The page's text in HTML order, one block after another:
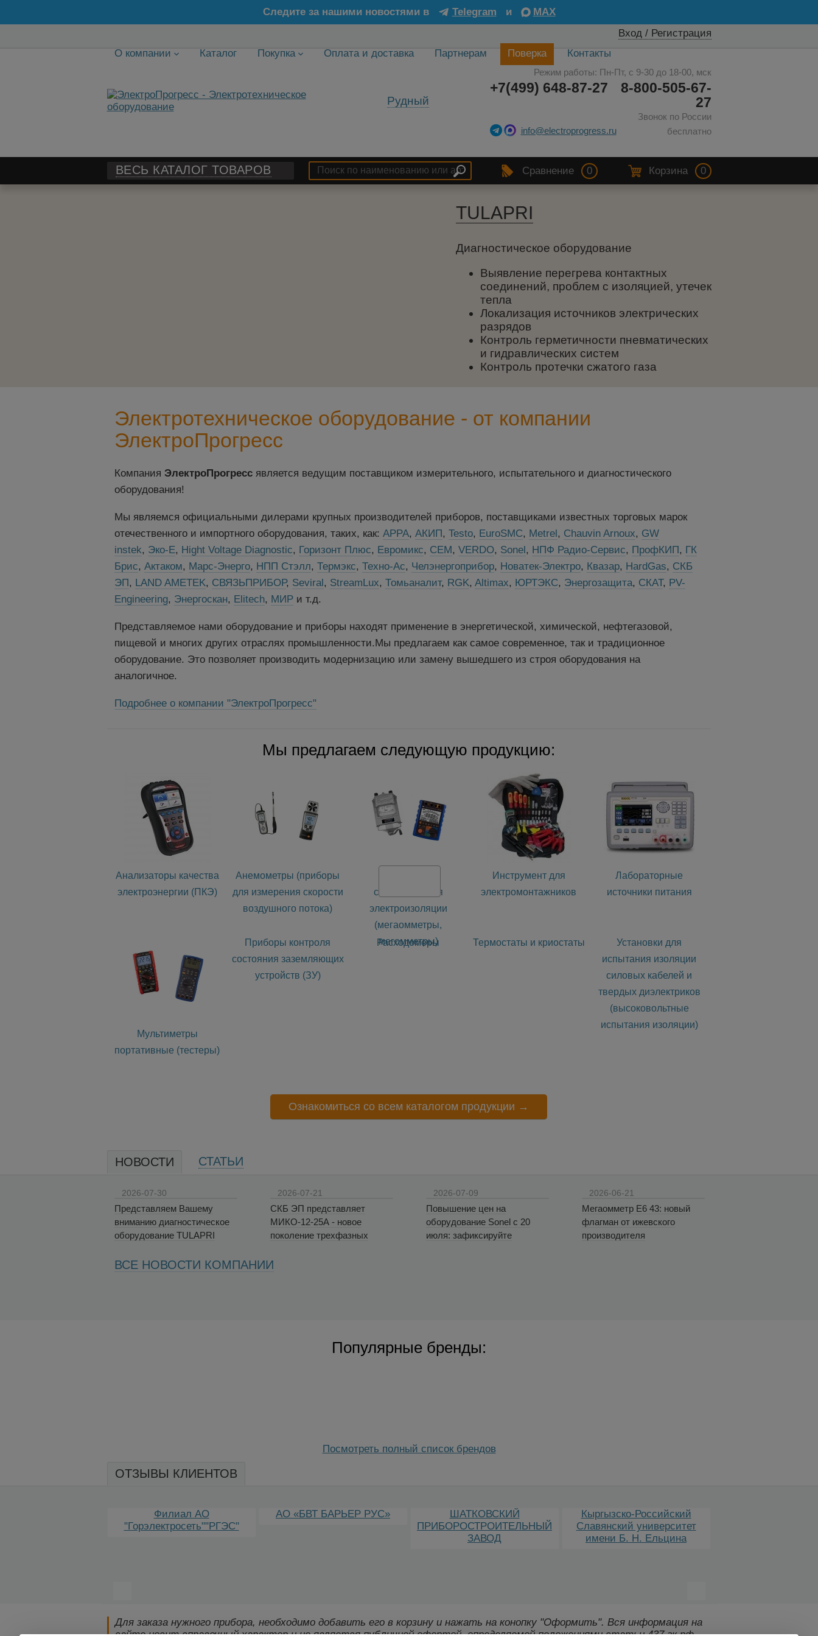
Следите за нашими новостями в Telegram и
MAX
Вход / Регистрация
О компании
Каталог Покупка Оплата и доставка Партнерам Поверка Контакты
Рудный
Режим работы: Пн-Пт, с 9-30 до 18-00, мск
8-800-505-67-
27
Звонок по России
бесплатно
+7(499) 648-87-27
info@electroprogress.ru
ВЕСЬ КАТАЛОГ ТОВАРОВ Сравнение 0 Корзина 0
TULAPRI
Диагностическое оборудование
Выявление перегрева контактных
соединений, проблем с изоляцией, утечек
тепла
Локализация источников электрических
разрядов
Контроль герметичности пневматических
и гидравлических систем
Контроль протечки сжатого газа
Электротехническое оборудование - от компании
ЭлектроПрогресс
Компания ЭлектроПрогрессявляется ведущим поставщиком измерительного, испытательного и диагностического
оборудования!
Мы являемся официальными дилерами крупных производителей приборов, поставщиками известных торговых марок
отечественного и импортного оборудования, таких, как: АРРА, АКИП, Testo, EuroSMC, Metrel, Chauvin Arnoux, GW
instek, Эко-Е, Hight Voltage Diagnostic, Горизонт Плюс, Евромикс, CEM, VERDO, Sonel, НПФ Радио-Сервис, ПрофКИП, ГК
Брис, Актаком, Марс-Энерго, НПП Стэлл, Термэкс, Техно-Ас, Челэнергоприбор, Новатек-Электро, Квазар, HardGas, СКБ
ЭП, LAND AMETEK, СВЯЗЬПРИБОР, Seviral, StreamLux, Томьаналит, RGK, Altimax, ЮРТЭКС, Энергозащита, СКАТ, PV-
Engineering, Энергоскан, Elitech, МИРи т.д.
Представляемое нами оборудование и приборы находят применение в энергетической, химической, нефтегазовой,
пищевой и многих других отраслях промышленности.Мы предлагаем как самое современное, так и традиционное
оборудование. Это позволяет производить модернизацию или замену вышедшего из строя оборудования на
аналогичное.
Подробнее о компании "ЭлектроПрогресс"
Мы предлагаем следующую продукцию:
Анализаторы качества
электроэнергии (ПКЭ)
Анемометры (приборы
для измерения скорости
воздушного потока)
сопротивления
электроизоляции
(мегаомметры,
мегомметры)
Инструмент для
электромонтажников
Лабораторные
источники питания
Мультиметры
портативные (тестеры)
Приборы контроля
состояния заземляющих
устройств (ЗУ)
Расходомеры Термостаты и криостаты
Установки для
испытания изоляции
силовых кабелей и
твердых диэлектриков
(высоковольтные
испытания изоляции)
Ознакомиться со всем каталогом продукции →
НОВОСТИ СТАТЬИ
2026-07-30
Представляем Вашему
вниманию диагностическое
оборудование TULAPRI
2026-07-21
СКБ ЭП представляет
МИКО-12-25А - новое
поколение трехфазных
2026-07-09
Повышение цен на
оборудование Sonel с 20
июля: зафиксируйте
2026-06-21
Мегаомметр Е6 43: новый
флагман от ижевского
производителя
ВСЕ НОВОСТИ КОМПАНИИ
Популярные бренды:
Посмотреть полный список брендов
ОТЗЫВЫ КЛИЕНТОВ
Филиал АО
"Горэлектросеть""РГЭС"
АО «БВТ БАРЬЕР РУС»
ШАТКОВСКИЙ
ПРИБОРОСТРОИТЕЛЬНЫЙ
ЗАВОД
Кыргызско-Российский
Славянский университет
имени Б. Н. Ельцина
Для заказа нужного прибора, необходимо добавить его в корзину и нажать на конопку "Оформить". Вся информация на